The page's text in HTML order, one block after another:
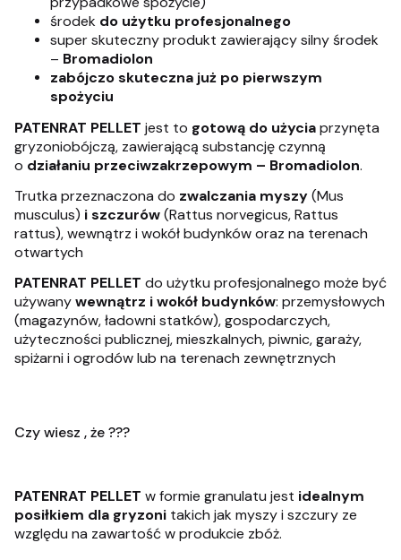
środek do użytku profesjonalnego
super skuteczny produkt zawierający silny środek
– Bromadiolon
zabójczo skuteczna już po pierwszym
spożyciu
PATENRAT PELLET jest to gotową do użyciaprzynęta
gryzoniobójczą, zawierającą substancję czynną
o działaniu przeciwzakrzepowym – Bromadiolon.
Trutka przeznaczona do zwalczania myszy(Mus
musculus) i szczurów(Rattus norvegicus, Rattus
rattus), wewnątrz i wokół budynków oraz na terenach
otwartych
PATENRAT PELLET do użytku profesjonalnego może być
używanywewnątrz i wokół budynków: przemysłowych
(magazynów, ładowni statków), gospodarczych,
użyteczności publicznej, mieszkalnych, piwnic, garaży,
spiżarni i ogrodów lub na terenach zewnętrznych
Czy wiesz , że ???
PATENRAT PELLET w formie granulatu jest idealnym
posiłkiem dla gryzoni takich jak myszy i szczury ze
względu na zawartość w produkcie zbóż.